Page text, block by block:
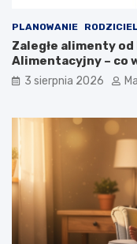
PLANOWANIE
Zaległe alimenty
Alimentacyjny – co
3 sierpnia 2026